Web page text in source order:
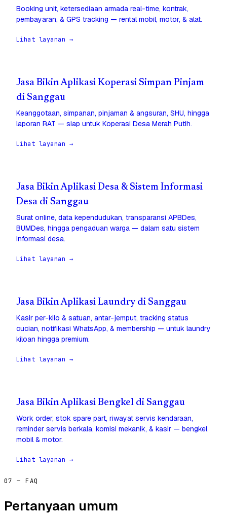
Booking unit, ketersediaan armada real-time, kontrak,
pembayaran, & GPS tracking — rental mobil, motor, & alat.
Lihat layanan →
Jasa Bikin Aplikasi Koperasi Simpan Pinjam
di Sanggau
Keanggotaan, simpanan, pinjaman & angsuran, SHU, hingga
laporan RAT — siap untuk Koperasi Desa Merah Putih.
Lihat layanan →
Jasa Bikin Aplikasi Desa & Sistem Informasi
Desa di Sanggau
Surat online, data kependudukan, transparansi APBDes,
BUMDes, hingga pengaduan warga — dalam satu sistem
informasi desa.
Lihat layanan →
Jasa Bikin Aplikasi Laundry di Sanggau
Kasir per-kilo & satuan, antar-jemput, tracking status
cucian, notifikasi WhatsApp, & membership — untuk laundry
kiloan hingga premium.
Lihat layanan →
Jasa Bikin Aplikasi Bengkel di Sanggau
Work order, stok spare part, riwayat servis kendaraan,
reminder servis berkala, komisi mekanik, & kasir — bengkel
mobil & motor.
Lihat layanan →
07 — FAQ
Pertanyaan umum